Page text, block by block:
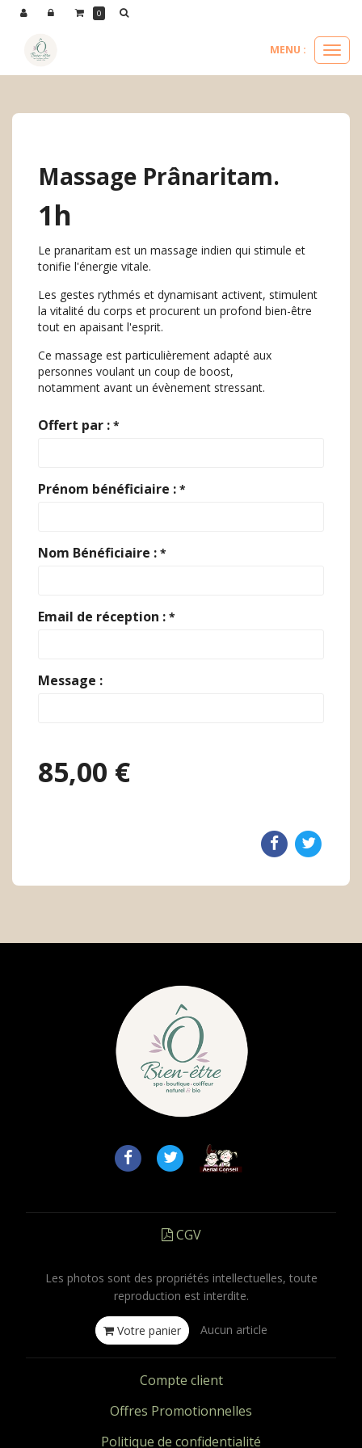
Ouvrir
le
MENU :
Massage Prânaritam.
1h
Le pranaritam est un massage indien qui stimule et
tonifie l'énergie vitale.
Les gestes rythmés et dynamisant activent, stimulent
la vitalité du corps et procurent un profond bien-être
tout en apaisant l'esprit.
Ce massage est particulièrement adapté aux
personnes voulant un coup de boost,
notamment avant un évènement stressant.
Offert par :*
Prénom bénéficiaire :*
Nom Bénéficiaire :*
Email de réception :*
Message :
85,00 €
0
CGV
Les photos sont des propriétés intellectuelles, toute
reproduction est interdite.
Votre panier Aucun article
Compte client
Offres Promotionnelles
Politique de confidentialité
Panneau de gestion des cookies